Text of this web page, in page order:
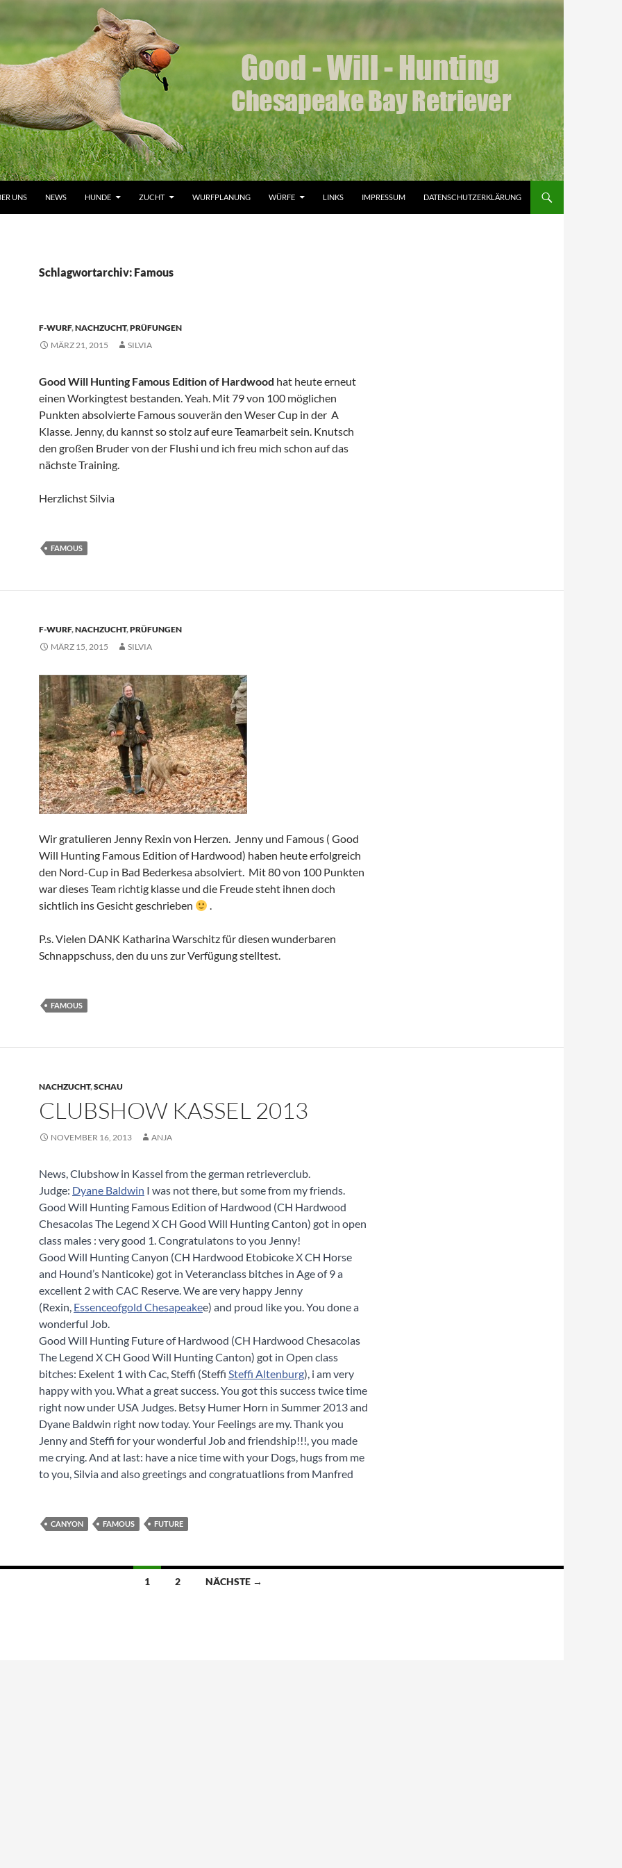
UNS NEWS HUNDE ZUCHT WURFPLANUNG WÜRFE LINKS IMPRESSUM DATENSCHUTZERKLÄRUNG
Schlagwortarchiv: Famous
F-WURF,NACHZUCHT,PRÜFUNGEN
MÄRZ 21, 2015
SILVIA
Good Will Hunting Famous Edition of Hardwood hat heute erneut
einen Workingtest bestanden. Yeah. Mit 79 von 100 möglichen
Punkten absolvierte Famous souverän den Weser Cup in der A
Klasse. Jenny, du kannst so stolz auf eure Teamarbeit sein. Knutsch
den großen Bruder von der Flushi und ich freu mich schon auf das
nächste Training.
Herzlichst Silvia
FAMOUS
F-WURF,NACHZUCHT,PRÜFUNGEN
MÄRZ 15, 2015
SILVIA
Wir gratulieren Jenny Rexin von Herzen. Jenny und Famous ( Good
Will Hunting Famous Edition of Hardwood) haben heute erfolgreich
den Nord-Cup in Bad Bederkesa absolviert. Mit 80 von 100 Punkten
war dieses Team richtig klasse und die Freude steht ihnen doch
sichtlich ins Gesicht geschrieben
.
P.s. Vielen DANK Katharina Warschitz für diesen wunderbaren
Schnappschuss, den du uns zur Verfügung stelltest.
FAMOUS
NACHZUCHT,SCHAU
CLUBSHOW KASSEL 2013
NOVEMBER 16, 2013 ANJA
News, Clubshow in Kassel from the german retrieverclub.
Judge: Dyane Baldwin I was not there, but some from my friends.
Good Will Hunting Famous Edition of Hardwood (CH Hardwood
Chesacolas The Legend X CH Good Will Hunting Canton) got in open
class males : very good 1. Congratulatons to you Jenny!
Good Will Hunting Canyon (CH Hardwood Etobicoke X CH Horse
and Hound’s Nanticoke) got in Veteranclass bitches in Age of 9 a
excellent 2 with CAC Reserve. We are very happy Jenny
(Rexin, Essenceofgold Chesapeakee) and proud like you. You done a
wonderful Job.
Good Will Hunting Future of Hardwood (CH Hardwood Chesacolas
The Legend X CH Good Will Hunting Canton) got in Open class
bitches: Exelent 1 with Cac, Steffi (Steffi Steffi Altenburg), i am very
happy with you. What a great success. You got this success twice time
right now under USA Judges. Betsy Humer Horn in Summer 2013 and
Dyane Baldwin right now today. Your Feelings are my. Thank you
Jenny and Steffi for your wonderful Job and friendship!!!, you made
me crying. And at last: have a nice time with your Dogs, hugs from me
to you, Silvia and also greetings and congratuatlions from Manfred
CANYON FAMOUS FUTURE
1 2 NÄCHSTE →